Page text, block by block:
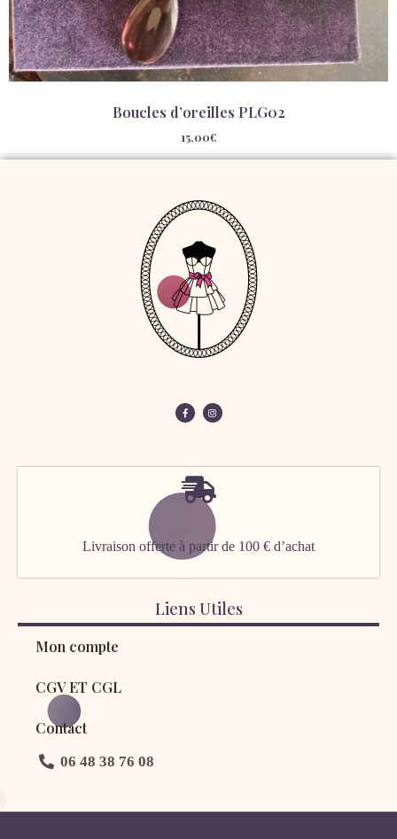
Boucles d’oreilles PLG02
15,00€
Livraison offerte à partir de 100 € d’achat
Liens Utiles
Mon compte
CGV ET CGL
Contact
06 48 38 76 08